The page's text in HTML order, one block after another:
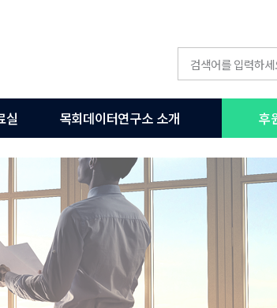
실 목회데이터연구소 소개 후